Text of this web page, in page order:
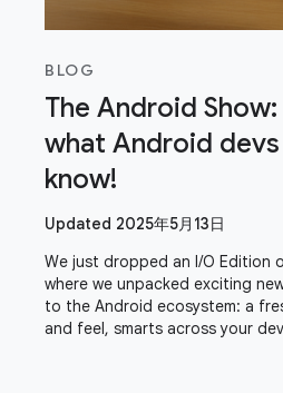
BLOG
The Android
what Android
know!
Updated 2025年5月13日
We just dropped an I/O Edition
where we unpacked exciting
to the Android ecosystem: a
and feel, smarts across your